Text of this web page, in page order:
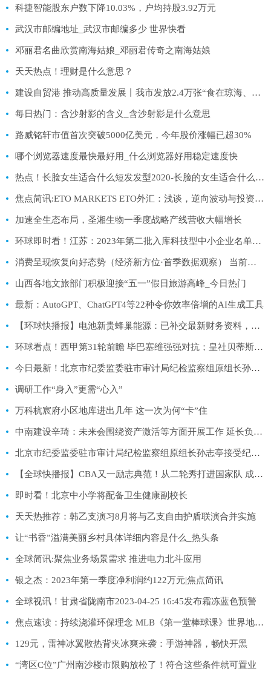
科捷智能股东户数下降10.03%，户均持股3.92万元
武汉市邮编地址_武汉市邮编多少 世界快看
邓丽君名曲欣赏南海姑娘_邓丽君传奇之南海姑娘
天天热点！理财是什么意思？
建设自贸港 推动高质量发展丨我市发放2.4万张“食在琼海、美好旅城”电子消费券 直接带动消费503万元|全球速读
每日热门：含沙射影的含义_含沙射影是什么意思
路威铭轩市值首次突破5000亿美元，今年股价涨幅已超30%
哪个浏览器速度最快最好用_什么浏览器好用稳定速度快
热点！长脸女生适合什么短发发型2020-长脸的女生适合什么短发发型
焦点简讯:ETO MARKETS ETO外汇：浅谈，逆向波动与投资心态！
加速全生态布局，圣湘生物一季度战略产线营收大幅增长
环球即时看！江苏：2023年第二批入库科技型中小企业名单（四）
消费呈现恢复向好态势（经济新方位·首季数据观察） 当前焦点
山西各地文旅部门积极迎接“五一”假日旅游高峰_今日热门
最新：AutoGPT、ChatGPT4等22种令你效率倍增的AI生成工具
【环球快播报】电池新贵蜂巢能源：已补交最新财务资料，最快年内科创板上市
环球看点！西甲第31轮前瞻 毕巴塞维强强对抗；皇社贝蒂斯争四大战
今日最新！北京市纪委监委驻市审计局纪检监察组原组长孙志亭接受纪律审查和监察调查
调研工作“身入”更需“心入”
万科杭宸府小区地库进出几年 这一次为何“卡”住
中南建设辛琦：未来会围绕资产激活等方面开展工作 延长负债期限|全球热推荐
北京市纪委监委驻市审计局纪检监察组原组长孙志亭接受纪律审查和监察调查|天天关注
【全球快播报】CBA又一励志典范！从二轮秀打进国家队 成重建队大腿
即时看！北京中小学将配备卫生健康副校长
天天热推荐：韩乙支演习8月将与乙支自由护盾联演合并实施
让“书香”溢满美丽乡村具体详细内容是什么_热头条
全球简讯:聚焦业务场景需求 推进电力北斗应用
银之杰：2023年第一季度净利润约122万元|焦点简讯
全球视讯！甘肃省陇南市2023-04-25 16:45发布霜冻蓝色预警
焦点速读：持续浇灌环保理念 MLB《第一堂棒球课》世界地球日专场举行
129元，雷神冰翼散热背夹冰爽来袭：手游神器，畅快开黑
“湾区C位”广州南沙楼市限购放松了！符合这些条件就可置业